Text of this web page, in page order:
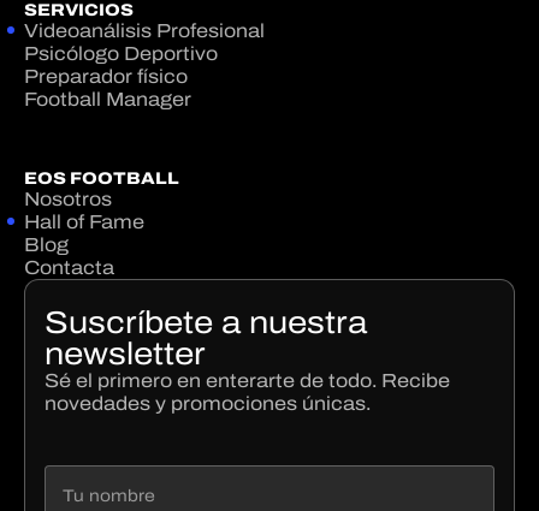
SERVICIOS
Videoanálisis Profesional
Psicólogo Deportivo
Preparador físico
Football Manager
EOS FOOTBALL
Nosotros
Hall of Fame
Blog
Contacta
Suscríbete a nuestra
newsletter
Sé el primero en enterarte de todo. Recibe
novedades y promociones únicas.